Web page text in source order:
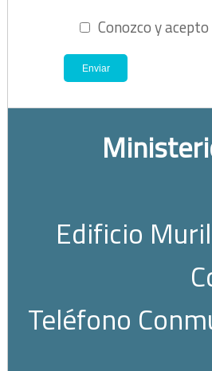
Conozco y
Edificio
Teléfono